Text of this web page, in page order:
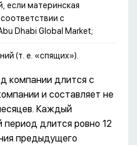
если материнская
с
Dhabi Global Market;
(т. е. «спящих»).
компании длится с
и составляет не
Каждый
длится ровно 12
предыдущего